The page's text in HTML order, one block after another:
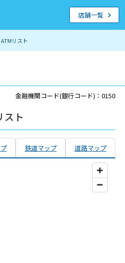
リスト
店舗一覧
金融機関コード(銀行コード)：0150
スト
鉄道マップ 道路マップ